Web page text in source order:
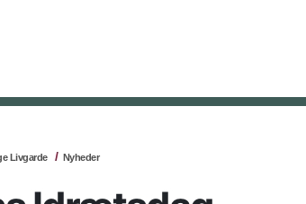
Livgarde Nyheder